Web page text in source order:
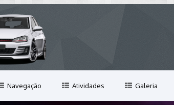
Navegação Atividades Galeria